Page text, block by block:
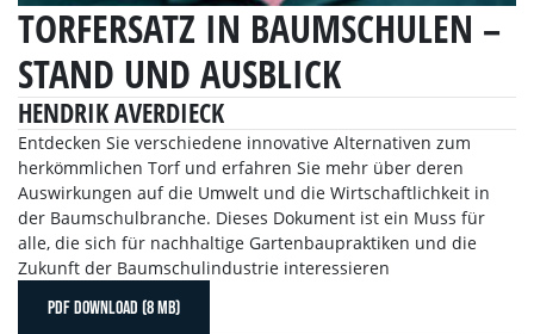
TORFERSATZ IN BAUMSCHULEN –
STAND UND AUSBLICK
HENDRIK AVERDIECK
Entdecken Sie verschiedene innovative Alternativen zum
herkömmlichen Torf und erfahren Sie mehr über deren
Auswirkungen auf die Umwelt und die Wirtschaftlichkeit in
der Baumschulbranche. Dieses Dokument ist ein Muss für
alle, die sich für nachhaltige Gartenbaupraktiken und die
Zukunft der Baumschulindustrie interessieren
PDF DOWNLOAD (8 MB)